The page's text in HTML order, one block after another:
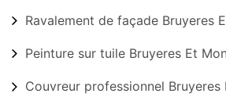
Ravalement de façade Bruyeres
Peinture sur tuile Bruyeres Et
Couvreur professionnel